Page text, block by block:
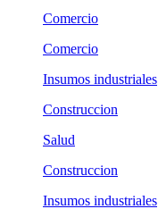
Comercio
Comercio
Insumos industriales
Construccion
Salud
Construccion
Insumos industriales